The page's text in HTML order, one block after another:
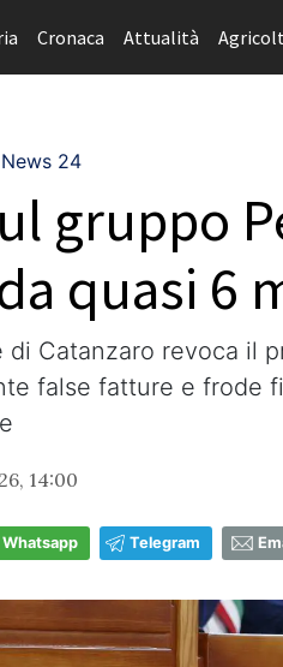
Cronaca Attualità
24
gruppo
quasi 6
di Catanzaro revoca il
false fatture e
14:00
Whatsapp Telegram